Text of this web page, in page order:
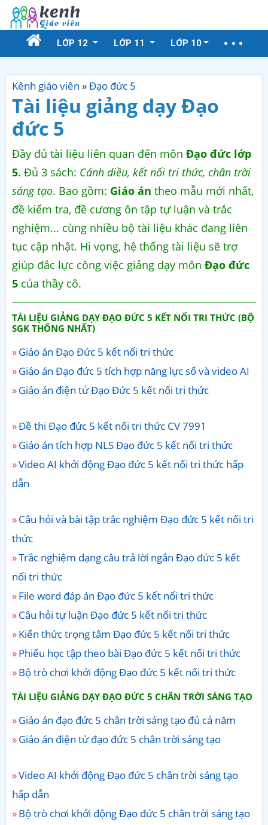
LỚP 12 LỚP 11 LỚP 10
Kênh giáo viên »Đạo đức 5
Tài liệu giảng dạy Đạo
đức 5
Đầy đủ tài liệu liên quan đến môn Đạo đức lớp
5. Đủ 3 sách: Cánh diều, kết nối tri thức, chân trời
sáng tạo. Bao gồm: Giáo án theo mẫu mới nhất,
đề kiểm tra, đề cương ôn tập tự luận và trắc
nghiệm... cùng nhiều bộ tài liệu khác đang liên
tục cập nhật. Hi vọng, hệ thống tài liệu sẽ trợ
giúp đắc lực công việc giảng dạy môn Đạo đức
5 của thầy cô.
TÀI LIỆU GIẢNG DẠY ĐẠO ĐỨC 5 KẾT NỐI TRI THỨC (BỘ
SGK THỐNG NHẤT)
Giáo án Đạo Đức 5 kết nối tri thức
Giáo án Đạo đức 5 tích hợp năng lực số và video AI
Giáo án điện tử Đạo Đức 5 kết nối tri thức
Đề thi Đạo đức 5 kết nối tri thức CV 7991
Giáo án tích hợp NLS Đạo đức 5 kết nối tri thức
Video AI khởi động Đạo đức 5 kết nối tri thức hấp
dẫn
Câu hỏi và bài tập trắc nghiệm Đạo đức 5 kết nối tri
thức
Trắc nghiệm dạng câu trả lời ngắn Đạo đức 5 kết
nối tri thức
File word đáp án Đạo đức 5 kết nối tri thức
Câu hỏi tự luận Đạo đức 5 kết nối tri thức
Kiến thức trọng tâm Đạo đức 5 kết nối tri thức
Phiếu học tập theo bài Đạo đức 5 kết nối tri thức
Bộ trò chơi khởi động Đạo đức 5 kết nối tri thức
TÀI LIỆU GIẢNG DẠY ĐẠO ĐỨC 5 CHÂN TRỜI SÁNG TẠO
Giáo án đạo đức 5 chân trời sáng tạo đủ cả năm
Giáo án điện tử đạo đức 5 chân trời sáng tạo
Video AI khởi động Đạo đức 5 chân trời sáng tạo
hấp dẫn
Bộ trò chơi khởi động Đạo đức 5 chân trời sáng tạo